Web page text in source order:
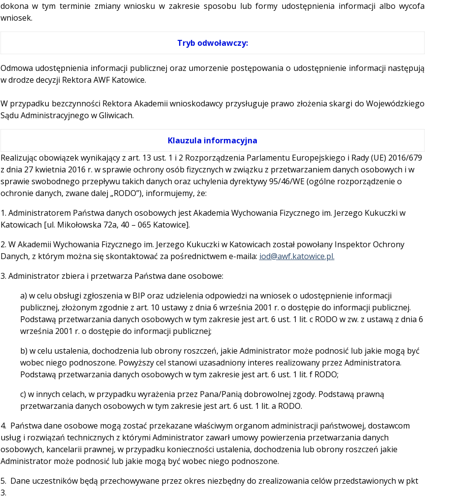
dokona w tym terminie zmiany wniosku w zakresie sposobu lub formy udostępnienia informacji albo wycofa
wniosek.
Tryb odwoławczy:
Odmowa udostępnienia informacji publicznej oraz umorzenie postępowania o udostępnienie informacji następują
w drodze decyzji Rektora AWF Katowice.
W przypadku bezczynności Rektora Akademii wnioskodawcy przysługuje prawo złożenia skargi do Wojewódzkiego
Sądu Administracyjnego w Gliwicach.
Klauzula informacyjna
Realizując obowiązek wynikający z art. 13 ust. 1 i 2 Rozporządzenia Parlamentu Europejskiego i Rady (UE) 2016/679
z dnia 27 kwietnia 2016 r. w sprawie ochrony osób fizycznych w związku z przetwarzaniem danych osobowych i w
sprawie swobodnego przepływu takich danych oraz uchylenia dyrektywy 95/46/WE (ogólne rozporządzenie o
ochronie danych, zwane dalej „RODO”), informujemy, że:
1. Administratorem Państwa danych osobowych jest Akademia Wychowania Fizycznego im. Jerzego Kukuczki w
Katowicach [ul. Mikołowska 72a, 40 – 065 Katowice].
2. W Akademii Wychowania Fizycznego im. Jerzego Kukuczki w Katowicach został powołany Inspektor Ochrony
Danych, z którym można się skontaktować za pośrednictwem e-maila: iod@awf.katowice.pl.
3. Administrator zbiera i przetwarza Państwa dane osobowe:
a) w celu obsługi zgłoszenia w BIP oraz udzielenia odpowiedzi na wniosek o udostępnienie informacji
publicznej, złożonym zgodnie z art. 10 ustawy z dnia 6 września 2001 r. o dostępie do informacji publicznej.
Podstawą przetwarzania danych osobowych w tym zakresie jest art. 6 ust. 1 lit. c RODO w zw. z ustawą z dnia 6
września 2001 r. o dostępie do informacji publicznej;
b) w celu ustalenia, dochodzenia lub obrony roszczeń, jakie Administrator może podnosić lub jakie mogą być
wobec niego podnoszone. Powyższy cel stanowi uzasadniony interes realizowany przez Administratora.
Podstawą przetwarzania danych osobowych w tym zakresie jest art. 6 ust. 1 lit. f RODO;
c) w innych celach, w przypadku wyrażenia przez Pana/Panią dobrowolnej zgody. Podstawą prawną
przetwarzania danych osobowych w tym zakresie jest art. 6 ust. 1 lit. a RODO.
4. Państwa dane osobowe mogą zostać przekazane właściwym organom administracji państwowej, dostawcom
usług i rozwiązań technicznych z którymi Administrator zawarł umowy powierzenia przetwarzania danych
osobowych, kancelarii prawnej, w przypadku konieczności ustalenia, dochodzenia lub obrony roszczeń jakie
Administrator może podnosić lub jakie mogą być wobec niego podnoszone.
5. Dane uczestników będą przechowywane przez okres niezbędny do zrealizowania celów przedstawionych w pkt
3.